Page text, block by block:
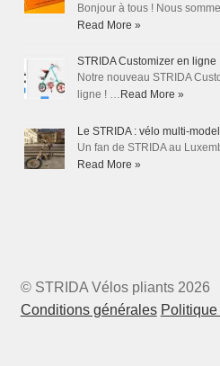
Bonjour à tous ! Nous
Read More »
STRIDA Customizer en ligne
Notre nouveau STRIDA
ligne ! … Read More »
Le STRIDA : vélo multi-
Un fan de STRIDA au
Read More »
© STRIDA Vélos pliants 2026
Conditions générales